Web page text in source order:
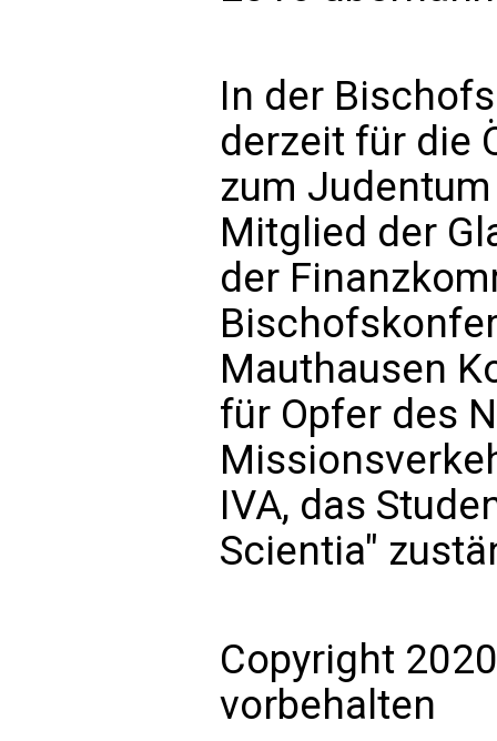
In der
derzeit für die
zum
Mitglied der
der
Mauthausen
für Opfer des
IVA, das
Scientia"
Copyright
vorbehalten